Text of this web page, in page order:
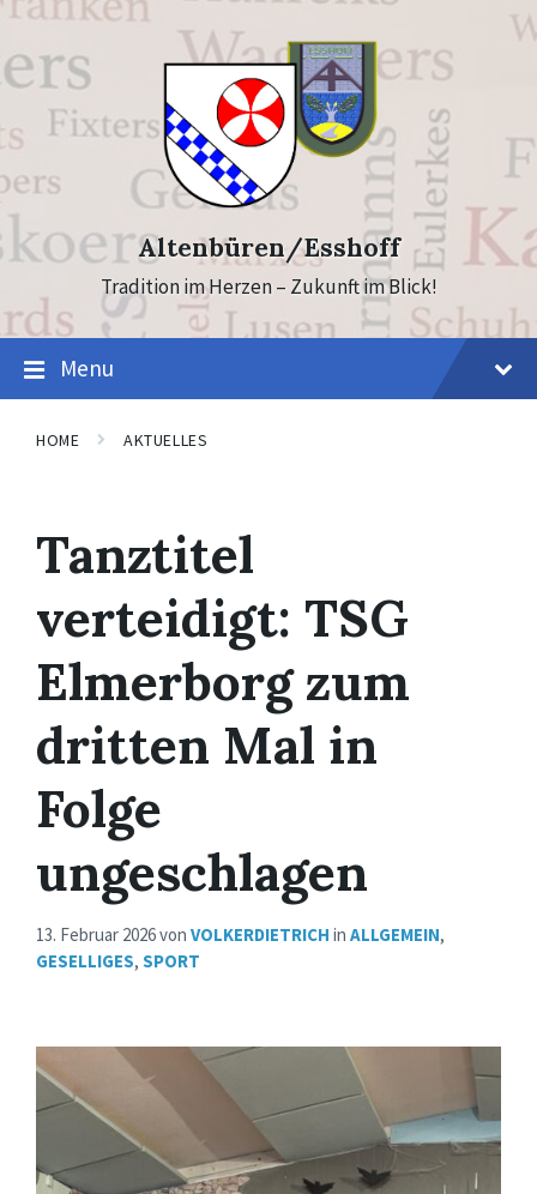
Skip
content
Skip
footer
Altenbüren/Esshoff
Tradition im Herzen – Zukunft im Blick!
Menu
HOME AKTUELLES
Tanztitel
verteidigt: TSG
Elmerborg zum
dritten Mal in
Folge
ungeschlagen
13. Februar 2026von VOLKERDIETRICH in ALLGEMEIN,
GESELLIGES, SPORT